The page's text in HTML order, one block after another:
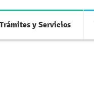
Trámites y Servicios